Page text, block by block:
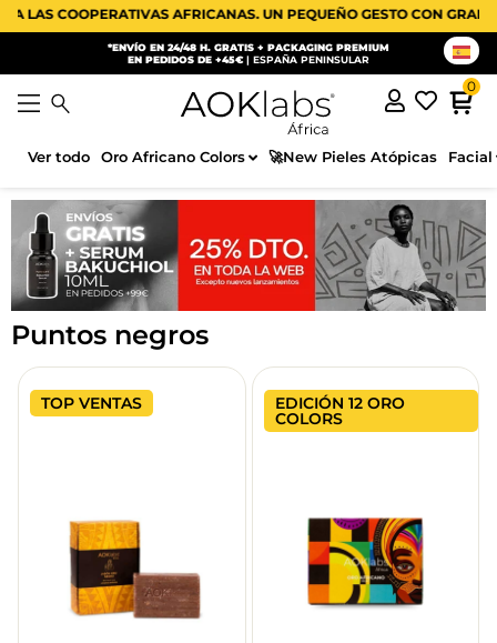
COOPERATIVAS AFRICANAS. UN PEQUEÑO GESTO CON GRAN
*ENVÍO EN 24/48 H. GRATIS + PACKAGING PREMIUM
EN PEDIDOS DE +45€| ESPAÑA PENINSULAR
Ver todo Oro Africano Colors 🚀New Pieles Atópicas Facial
Puntos negros
TOP VENTAS EDICIÓN 12 ORO
COLORS